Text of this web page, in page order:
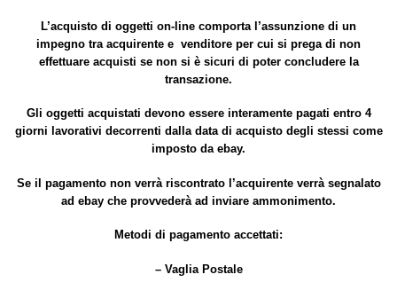
L’acquisto di oggetti on-line comporta l’assunzione di un
impegno tra acquirente e venditore per cui si prega di non
effettuare acquisti se non si è sicuri di poter concludere la
transazione.
Gli oggetti acquistati devono essere interamente pagati entro 4
giorni lavorativi decorrenti dalla data di acquisto degli stessi come
imposto da ebay.
Se il pagamento non verrà riscontrato l’acquirente verrà segnalato
ad ebay che provvederà ad inviare ammonimento.
Metodi di pagamento accettati:
– Vaglia Postale